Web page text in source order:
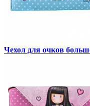
Чехол для очков